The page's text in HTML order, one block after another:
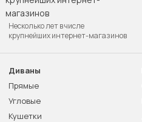
Несколько лет в числе
крупнейших интернет-магазинов
Диваны
Прямые
Угловые
Кушетки